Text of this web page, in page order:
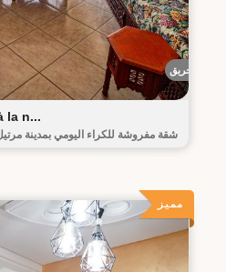
أحريق
la n...
شقة مفروشة للكراء اليومي بمدينة
مميز